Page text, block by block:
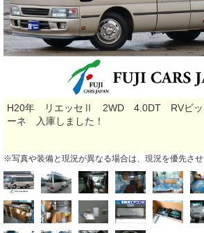
H20年 リエッセⅡ 2WD 4.0DT RVビッ
ーネ 入庫しました！
※写真や装備と現況が異なる場合は、現況を優先させ